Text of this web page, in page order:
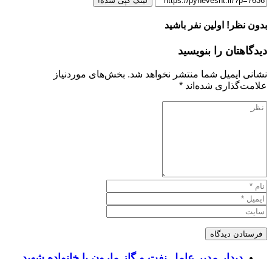
بدون نظر! اولین نفر باشید
دیدگاهتان را بنویسید
نشانی ایمیل شما منتشر نخواهد شد. بخش‌های موردنیاز
علامت‌گذاری شده‌اند *